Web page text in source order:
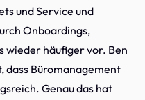
und Service und
Onboardings,
wieder häufiger vor. Ben
Büromanagement
Genau das hat